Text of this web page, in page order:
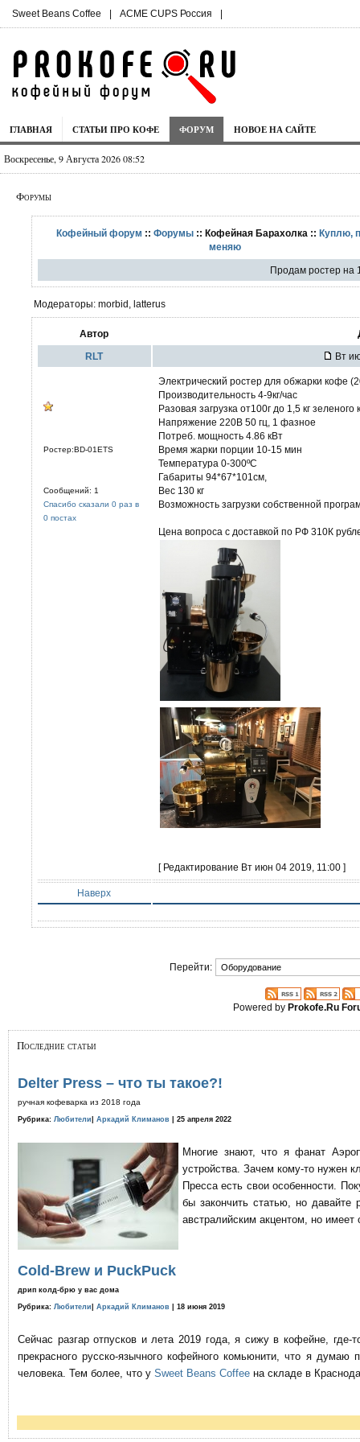
Sweet Beans Coffee | ACME CUPS Россия |
ГЛАВНАЯ СТАТЬИ ПРО КОФЕ ФОРУМ НОВОЕ НА САЙТЕ
Воскресенье, 9 Августа 2026 08:52
Форумы
Кофейный форум :: Форумы :: Кофейная Барахолка :: Куплю,
меняю
Продам ростер на
Модераторы: morbid, latterus
Автор
RLT Вт
Ростер:BD-01ETS
Сообщений: 1
Спасибо сказали 0 раз в
0 постах
Электрический ростер для обжарки кофе
Производительность 4-9кг/час
Разовая загрузка от100г до 1,5 кг зеленого
Напряжение 220В 50 гц, 1 фазное
Потреб. мощность 4.86 кВт
Время жарки порции 10-15 мин
Температура 0-300ºС
Габариты 94*67*101см,
Вес 130 кг
Возможность загрузки собственной
Цена вопроса с доставкой по РФ 310К
[ Редактирование Вт июн 04 2019, 11:00 ]
Наверх
Перейти:
Powered byProkofe.Ru
Последние статьи
Delter Press – что ты такое?!
ручная кофеварка из 2018 года
Рубрика: Любители Аркадий Климанов | 25 апреля 2022
Многие знают, что я фанат
устройства. Зачем кому-то нужен
Пресса есть свои особенности.
бы закончить статью, но давайте
австралийским акцентом, но имеет
Cold-Brew и PuckPuck
дрип колд-брю у вас дома
Рубрика: Любители Аркадий Климанов | 18 июня 2019
Сейчас разгар отпусков и лета 2019 года, я сижу в кофейне,
прекрасного русско-язычного кофейного комьюнити, что я
человека. Тем более, что у Sweet Beans Coffee на складе в